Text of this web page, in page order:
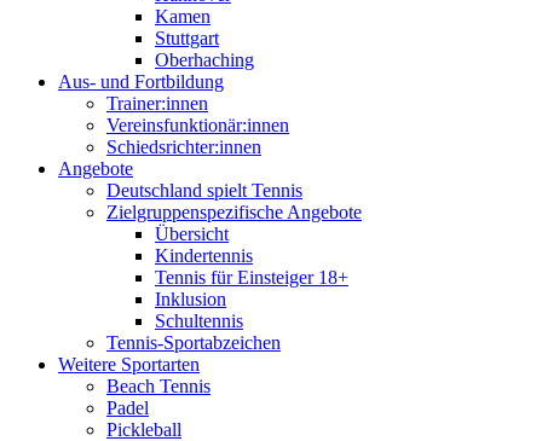
Kamen
Stuttgart
Oberhaching
Aus- und Fortbildung
Trainer:innen
Vereinsfunktionär:innen
Schiedsrichter:innen
Angebote
Deutschland spielt Tennis
Zielgruppenspezifische Angebote
Übersicht
Kindertennis
Tennis für Einsteiger 18+
Inklusion
Schultennis
Tennis-Sportabzeichen
Weitere Sportarten
Beach Tennis
Padel
Pickleball